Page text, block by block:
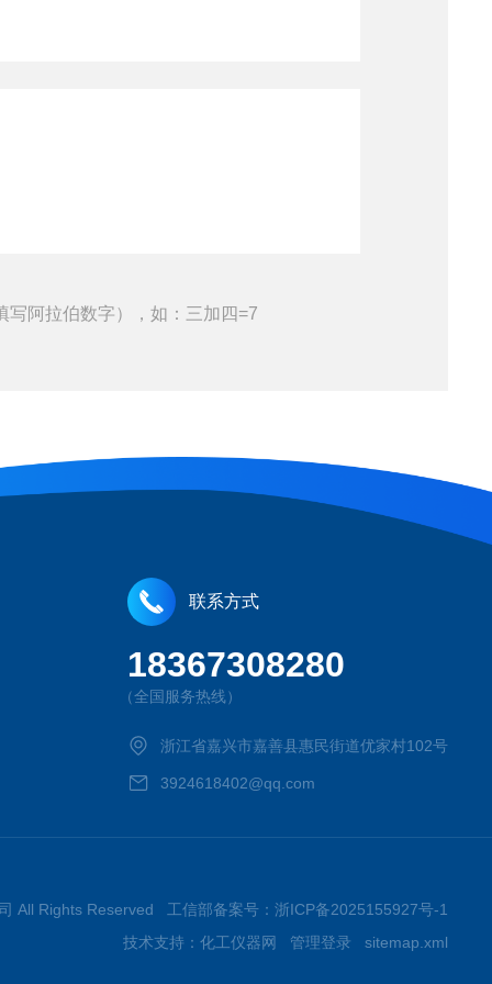
写阿拉伯数字），如：三加四=7
联系方式
18367308280
（全国服务热线）
浙江省嘉兴市嘉善县惠民街道优家村102号
3924618402@qq.com
All Rights Reserved 工信部备案号： 浙ICP备2025155927号-1
技术支持： 化工仪器网 管理登录 sitemap.xml